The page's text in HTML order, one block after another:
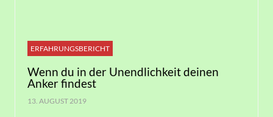
ERFAHRUNGSBERICHT
Wenn du in der Unendlichkeit deinen
Anker findest
13. AUGUST 2019